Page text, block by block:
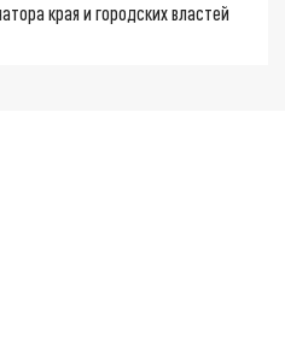
края и городских властей